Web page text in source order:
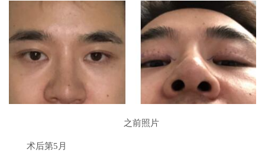
之前照片
术后第5月